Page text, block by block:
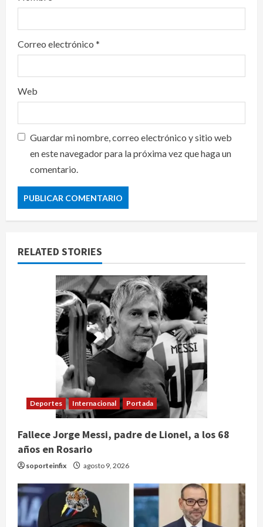
Correo electrónico *
Web
Guardar mi nombre, correo electrónico y sitio web
en este navegador para la próxima vez que haga un
comentario.
RELATED STORIES
Deportes Internacional Portada
Fallece Jorge Messi, padre de Lionel, a los 68
años en Rosario
soporteinfix agosto 9, 2026